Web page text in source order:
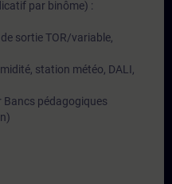
par binôme) :
sortie TOR/variable,
station météo, DALI,
pédagogiques